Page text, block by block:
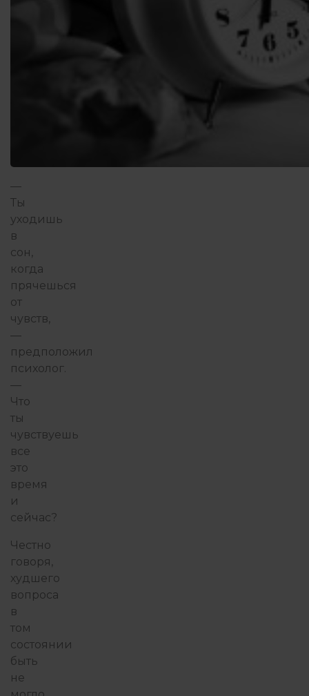
—
Ты
уходишь
в
сон,
когда
прячешься
от
чувств,
—
предположил
психолог.
—
Что
ты
чувствуешь
все
это
время
и
сейчас?
Честно
говоря,
худшего
вопроса
в
том
состоянии
быть
не